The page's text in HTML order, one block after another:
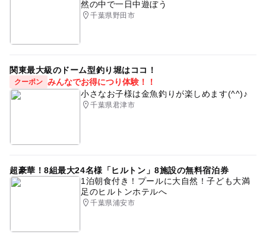
然の中で一日中遊ぼう
千葉県野田市
関東最大級のドーム型釣り堀はココ！
クーポン みんなでお得につり体験！！
小さなお子様は金魚釣りが楽しめます(^^)♪
千葉県君津市
超豪華！8組最大24名様「ヒルトン」8施設の無料宿泊券
1泊朝食付き！プールに大自然！子ども大満
足のヒルトンホテルへ
千葉県浦安市